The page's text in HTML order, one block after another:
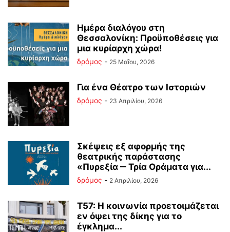
Ημέρα διαλόγου στη
Θεσσαλονίκη: Προϋποθέσεις για
μια κυρίαρχη χώρα!
δρόμος - 25 Μαΐου, 2026
Για ένα Θέατρο των Ιστοριών
δρόμος - 23 Απριλίου, 2026
Σκέψεις εξ αφορμής της
θεατρικής παράστασης
«Πυρεξία ‒ Τρία Οράματα για...
δρόμος - 2 Απριλίου, 2026
Τ57: Η κοινωνία προετοιμάζεται
εν όψει της δίκης για το
έγκλημα...